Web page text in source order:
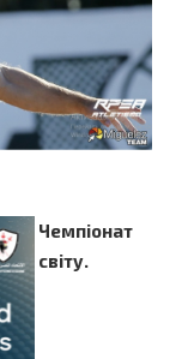
Чемпіонат
світу.